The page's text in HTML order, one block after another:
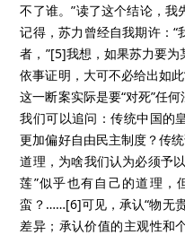
不了谁。”读了这个结论，
记得，苏力曾经自我期许：
者，”[5]我想，如果苏力要为
依事证明，大可不必给出如
这一断案实际是要“对死”任
我们可以追问：传统中国的
更加偏好自由民主制度？传
道理，为啥我们认为必须予
莲”似乎也有自己的道理，
蛮？……[6]可见，承认“物无
差异；承认价值的主观性和